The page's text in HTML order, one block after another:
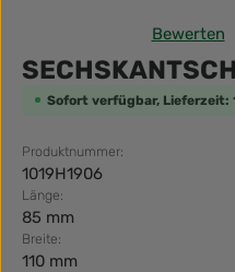
Durchschnittliche
Bewerten
Sofort verfügbar, Lieferzeit:
Produktnummer:
1019H1906
Länge:
85 mm
Breite:
110 mm